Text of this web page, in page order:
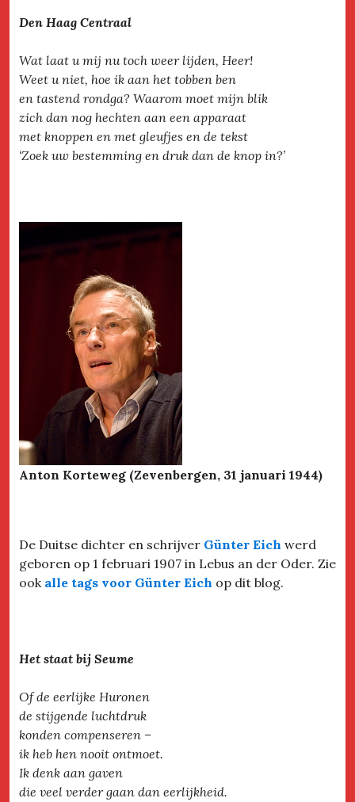
Den Haag Centraal
Wat laat u mij nu toch weer lijden, Heer!
Weet u niet, hoe ik aan het tobben ben
en tastend rondga? Waarom moet mijn blik
zich dan nog hechten aan een apparaat
met knoppen en met gleufjes en de tekst
‘Zoek uw bestemming en druk dan de knop in?’
Anton Korteweg (Zevenbergen, 31 januari 1944)
De Duitse dichter en schrijver Günter Eich werd
geboren op 1 februari 1907 in Lebus an der Oder. Zie
ook alle tags voor Günter Eich op dit blog.
Het staat bij Seume
Of de eerlijke Huronen
de stijgende luchtdruk
konden compenseren –
ik heb hen nooit ontmoet.
Ik denk aan gaven
die veel verder gaan dan eerlijkheid.